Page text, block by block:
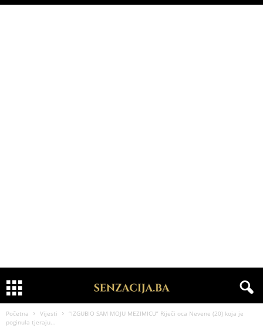
Početna Vijesti
“IZGUBIO SAM MOJU MEZIMICU” Riječi oca Nevene (20) koja je
poginula tjeraju...